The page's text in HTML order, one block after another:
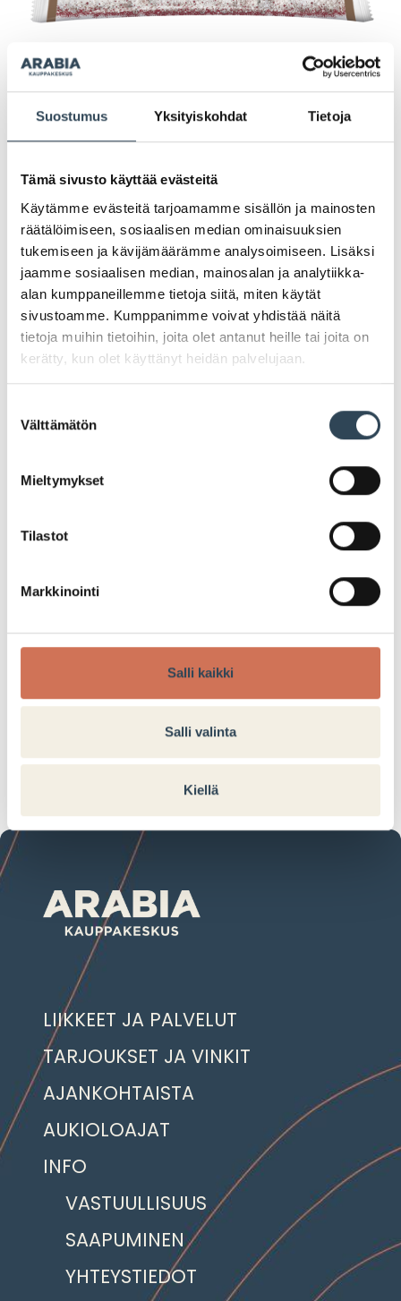
Suostumus Yksityiskohdat Tietoja
Tämä sivusto käyttää evästeitä
Käytämme evästeitä tarjoamamme sisällön ja mainosten
räätälöimiseen, sosiaalisen median ominaisuuksien
tukemiseen ja kävijämäärämme analysoimiseen. Lisäksi
jaamme sosiaalisen median, mainosalan ja analytiikka-
alan kumppaneillemme tietoja siitä, miten käytät
sivustoamme. Kumppanimme voivat yhdistää näitä
tietoja muihin tietoihin, joita olet antanut heille tai joita on
kerätty, kun olet käyttänyt heidän palvelujaan.
valinta
Välttämätön
Mieltymykset
Tilastot
Markkinointi
Salli kaikki
Salli valinta
Kiellä
PAHOITTELUT, TARJOUS EI OLE ENÄÄ VOIMASSA
5,99€
Tarjouksen voimassaoloaika:
30.11.2024–31.12.2024
LIIKKEET JA PALVELUT
TARJOUKSET JA VINKIT
AJANKOHTAISTA
AUKIOLOAJAT
INFO
VASTUULLISUUS
SAAPUMINEN
YHTEYSTIEDOT